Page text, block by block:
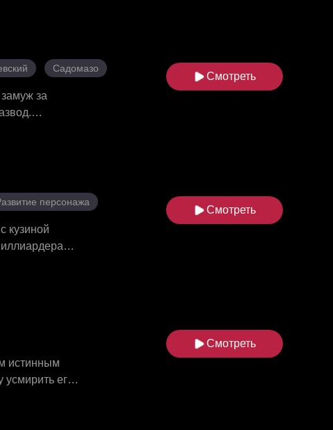
правду, он
все
Садомазо
за
Смотреть
персонажа
кузиной
её при
Смотреть
истинным
его
Смотреть